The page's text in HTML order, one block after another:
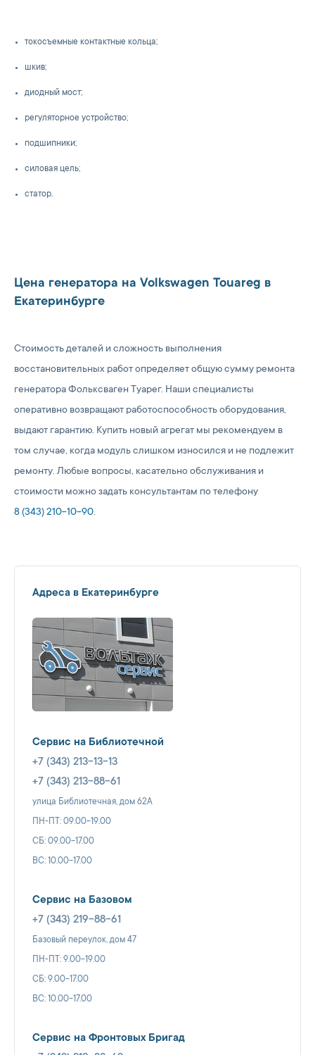
токосъемные контактные кольца;
шкив;
диодный мост;
регуляторное устройство;
подшипники;
силовая цель;
статор.
Цена генератора на Volkswagen Touareg в
Екатеринбурге
Стоимость деталей и сложность выполнения
восстановительных работ определяет общую сумму ремонта
генератора Фольксваген Туарег. Наши специалисты
оперативно возвращают работоспособность оборудования,
выдают гарантию. Купить новый агрегат мы рекомендуем в
том случае, когда модуль слишком износился и не подлежит
ремонту. Любые вопросы, касательно обслуживания и
стоимости можно задать консультантам по телефону
8 (343) 210-10-90.
Адреса в Екатеринбурге
Сервис на Библиотечной
+7 (343) 213-13-13
+7 (343) 213-88-61
улица Библиотечная, дом 62А
ПН-ПТ: 09.00-19.00
СБ: 09.00-17.00
ВС: 10.00-17.00
Сервис на Базовом
+7 (343) 219-88-61
Базовый переулок, дом 47
ПН-ПТ: 9.00-19.00
СБ: 9.00-17.00
ВС: 10.00-17.00
Сервис на Фронтовых Бригад